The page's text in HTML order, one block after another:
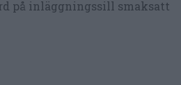
på inläggningssill smaksatt